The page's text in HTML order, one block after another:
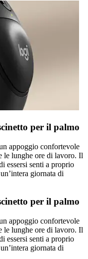
per il palmo
appoggio confortevole
le lunghe ore di lavoro. Il
essersi senti a proprio
giornata di
per il palmo
appoggio confortevole
le lunghe ore di lavoro. Il
essersi senti a proprio
giornata di